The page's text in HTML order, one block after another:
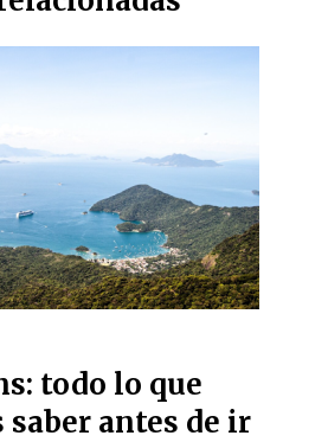
todo lo que
saber antes de ir